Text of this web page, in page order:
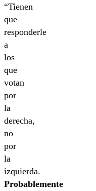
“Tienen
que
responderle
a
los
que
votan
por
la
derecha,
no
por
la
izquierda.
Probablemente